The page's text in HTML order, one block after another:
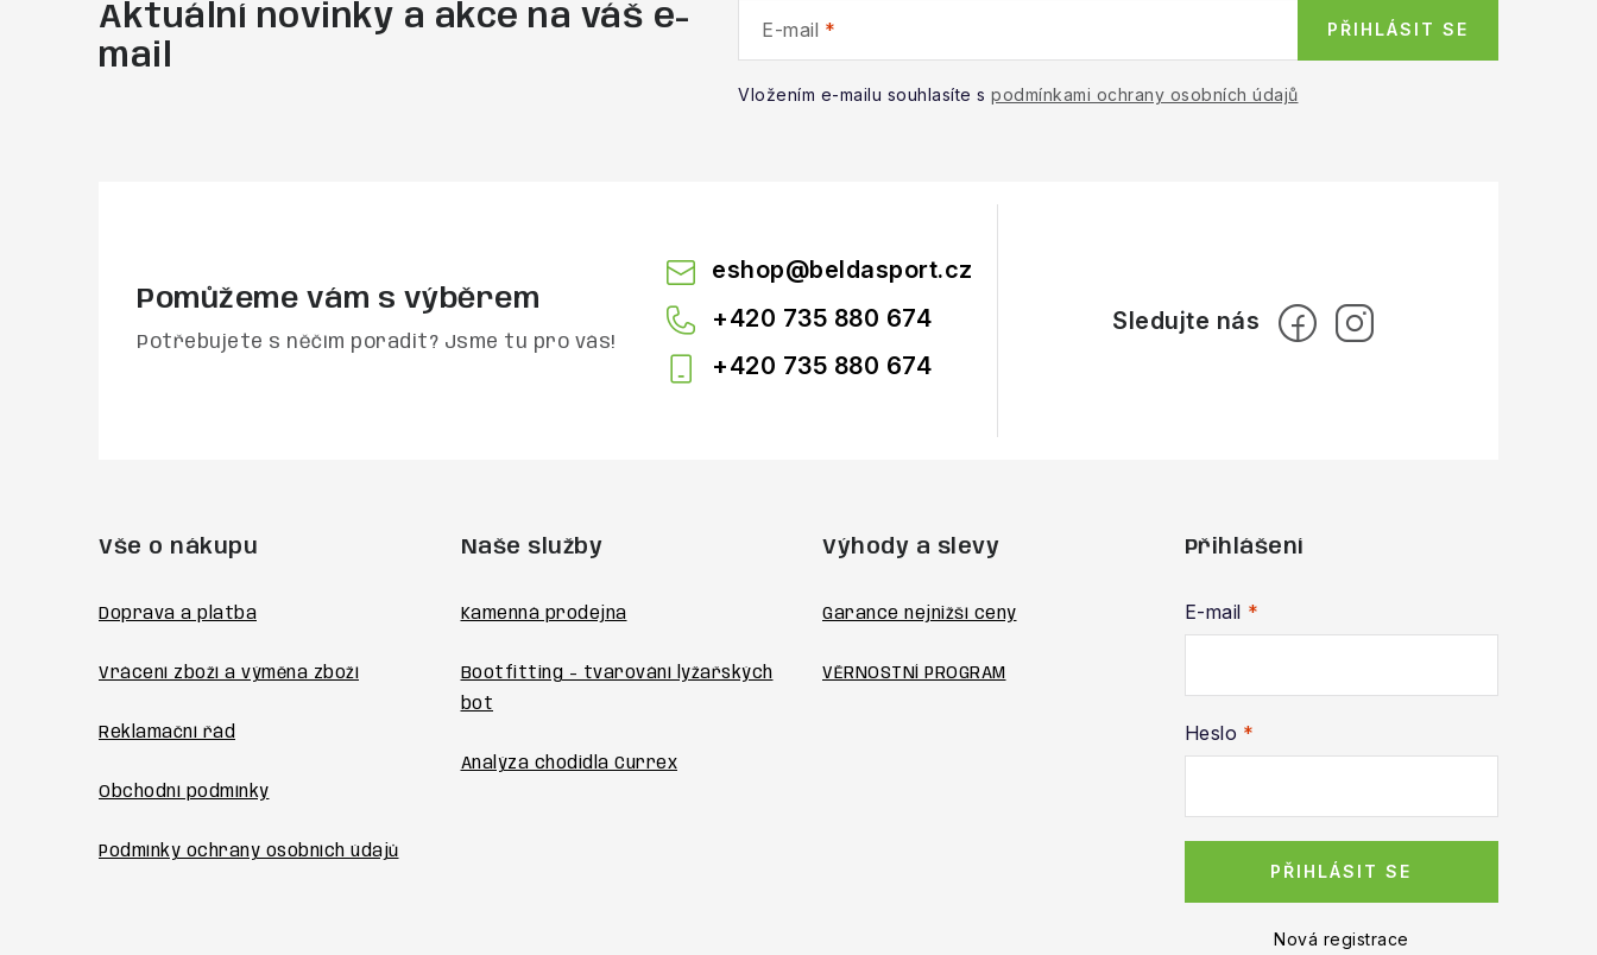
Aktuální novinky a akce na váš e-
mail
E-mail
Vložením e-mailu souhlasíte s podmínkami ochrany osobních údajů
PŘIHLÁSIT SE
Pomůžeme vám s výběrem
Potřebujete s něčím poradit? Jsme tu pro vás!
eshop@beldasport.cz
+420 735 880 674
+420 735 880 674
Vše o nákupu
Doprava a platba
Vrácení zboží a výměna zboží
Reklamační řád
Obchodní podmínky
Podmínky ochrany osobních údajů
Naše služby
Kamenná prodejna
Bootfitting - tvarování lyžařských
bot
Analýza chodidla Currex
Výhody a slevy
Garance nejnižší ceny
VĚRNOSTNÍ PROGRAM
Přihlášení
E-mail
Heslo
PŘIHLÁSIT SE
Nová registrace